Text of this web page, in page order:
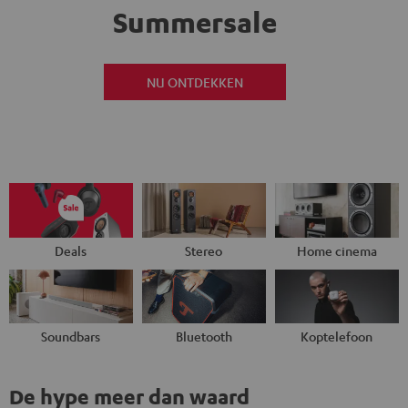
Summersale
NU ONTDEKKEN
Deals Stereo Home cinema
Soundbars Bluetooth Koptelefoon
De hype meer dan waard